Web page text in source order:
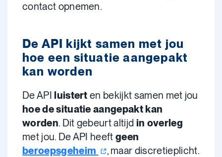
contact opnemen.
De API kijkt samen met jou
hoe een situatie aangepakt
kan worden
De APIluistert en bekijkt samen met jou
hoe de situatie aangepakt kan
worden. Dit gebeurt altijd in overleg
met jou. De API heeftgeen
beroepsgeheim
, maar discretieplicht.